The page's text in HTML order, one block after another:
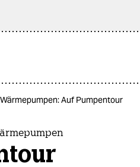
Auf Pumpentour